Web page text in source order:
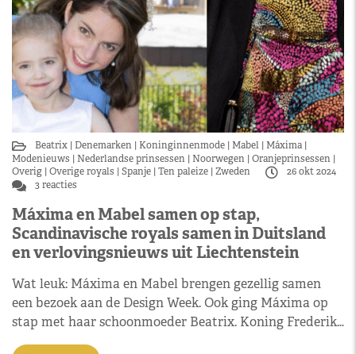
Beatrix Denemarken Koninginnenmode Mabel Máxima
Modenieuws
Nederlandse prinsessen Noorwegen Oranjeprinsessen
Overig Overige royals Spanje Ten paleize Zweden
26 okt 2024
3 reacties
Máxima en Mabel samen op stap,
Scandinavische royals samen in Duitsland
en verlovingsnieuws uit Liechtenstein
Wat leuk: Máxima en Mabel brengen gezellig samen
een bezoek aan de Design Week. Ook ging Máxima op
stap met haar schoonmoeder Beatrix. Koning Frederik…